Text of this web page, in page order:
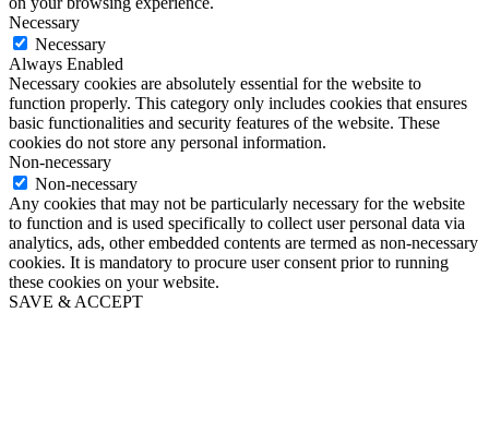
Necessary
Necessary
Always Enabled
Necessary cookies are absolutely essential for the website to
function properly. This category only includes cookies that ensures
basic functionalities and security features of the website. These
cookies do not store any personal information.
Non-necessary
Non-necessary
Any cookies that may not be particularly necessary for the website
to function and is used specifically to collect user personal data via
analytics, ads, other embedded contents are termed as non-necessary
cookies. It is mandatory to procure user consent prior to running
these cookies on your website.
SAVE & ACCEPT